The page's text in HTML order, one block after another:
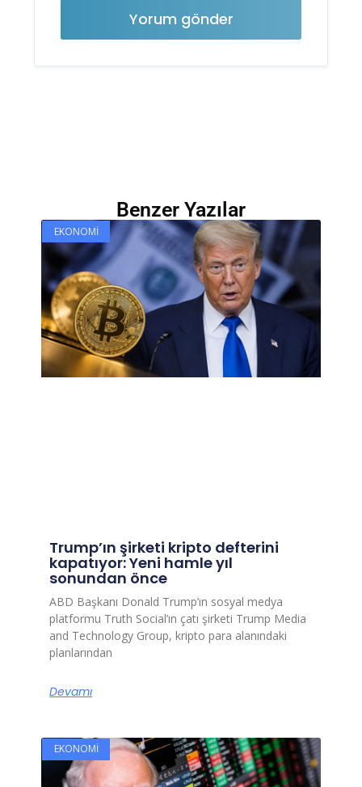
Benzer Yazılar
EKONOMI
Trump’ın şirketi kripto defterini
kapatıyor: Yeni hamle yıl
sonundan önce
ABD Başkanı Donald Trump’ın sosyal medya
platformu Truth Social’ın çatı şirketi Trump Media
and Technology Group, kripto para alanındaki
planlarından
Devamı
EKONOMI